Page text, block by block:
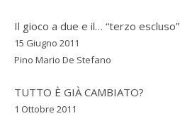
Il gioco a due e il… “terzo escluso”
15 Giugno 2011
Pino Mario De Stefano
TUTTO È GIÀ CAMBIATO?
1 Ottobre 2011